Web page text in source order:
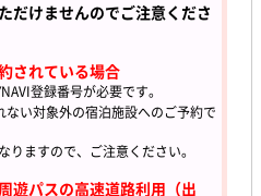
だけませんのでご注意くださ
されている場合
登録番号が必要です。
ない対象外の宿泊施設へのご予約で
ますので、ご注意ください。
遊パスの高速道路利用（出